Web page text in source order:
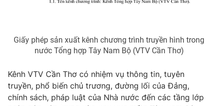
Liên hệ tòa soạn English
THỜI BÁO VTV
Giấy phép sản xuất kênh chương trình truyền hình trong
nước Tổng hợp Tây Nam Bộ (VTV Cần Thơ)
Kênh VTV Cần Thơ có nhiệm vụ thông tin, tuyên
truyền, phổ biến chủ trương, đường lối của Đảng,
chính sách, pháp luật của Nhà nước đến các tầng lớp